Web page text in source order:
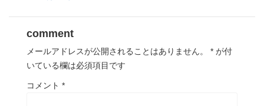
comment
メールアドレスが公開されることはありません。 * が付
いている欄は必須項目です
コメント *